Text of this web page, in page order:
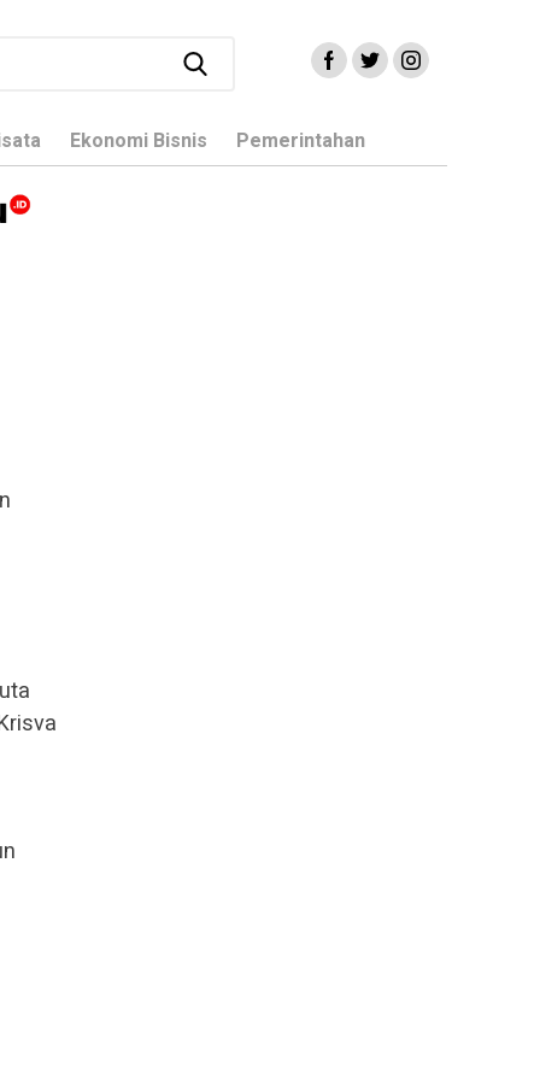
Ekonomi Bisnis Pemerintahan